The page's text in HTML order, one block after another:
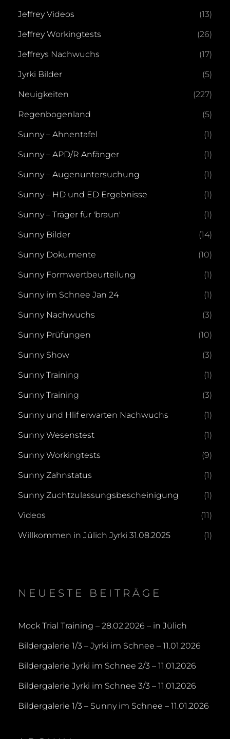
Jeffrey Videos (13)
Jeffrey Workingtests (26)
Jeffreys Nachwuchs (17)
Jyrki Bilder (5)
Neuigkeiten (227)
Regenbogenland (5)
Sunny – Ahnentafel (1)
Sunny – APD/R Anfänger (1)
Sunny – Augenuntersuchung (1)
Sunny – HD und ED Ergebnisse (1)
Sunny – Träger für 'braun' (1)
Sunny Bilder (14)
Sunny Dokumente (10)
Sunny Formwertbeurteilung (1)
Sunny im Schnee Jan 24 (1)
Sunny Nachwuchs (3)
Sunny Prüfungen (10)
Sunny Show (3)
Sunny Training (1)
Sunny Training (3)
Sunny und Hlif erwarten Nachwuchs (1)
Sunny Wesenstest (1)
Sunny Workingtests (9)
Sunny Zahnstatus (1)
Sunny Zuchtzulassungsbescheinigung (1)
Videos (11)
Willkommen in Jülich Jyrki 31.08.2025 (1)
NEUESTE BEITRÄGE
Mock Trial Training – 28.02.2026 – in Jülich
Bildergalerie 1/3 – Jyrki im Schnee – 11.01.2026
Bildergalerie Jyrki im Schnee 2/3 – 11.01.2026
Bildergalerie Jyrki im Schnee 3/3 – 11.01.2026
Bildergalerie 1/3 – Sunny im Schnee – 11.01.2026